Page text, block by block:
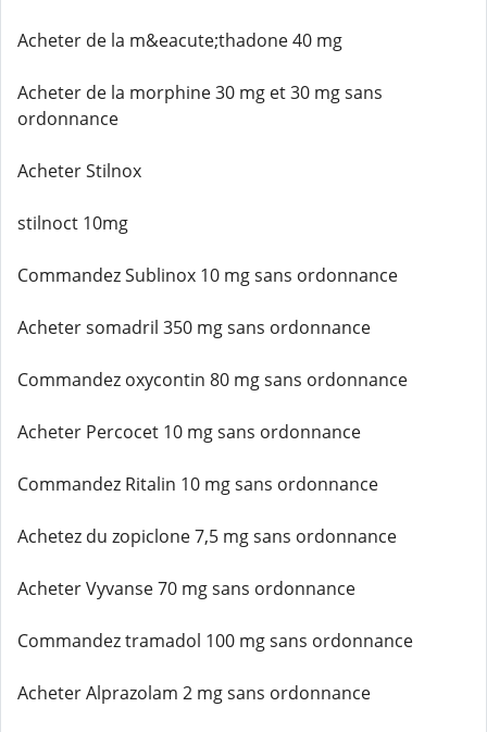
Acheter de la m&eacute;thadone 40 mg
Acheter de la morphine 30 mg et 30 mg sans
ordonnance
Acheter Stilnox
stilnoct 10mg
Commandez Sublinox 10 mg sans ordonnance
Acheter somadril 350 mg sans ordonnance
Commandez oxycontin 80 mg sans ordonnance
Acheter Percocet 10 mg sans ordonnance
Commandez Ritalin 10 mg sans ordonnance
Achetez du zopiclone 7,5 mg sans ordonnance
Acheter Vyvanse 70 mg sans ordonnance
Commandez tramadol 100 mg sans ordonnance
Acheter Alprazolam 2 mg sans ordonnance